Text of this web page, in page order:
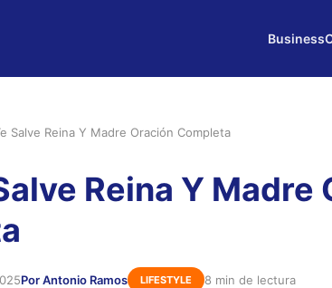
Business
Salve Reina Y Madre Oración Completa
Reina Y Madre
Por Antonio Ramos LIFESTYLE 8 min de lectura